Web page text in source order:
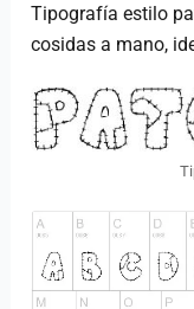
Tipografía estilo
cosidas a mano,